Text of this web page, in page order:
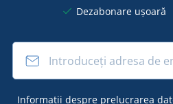
Dezabonare ușoară
Informații despre prelucrarea